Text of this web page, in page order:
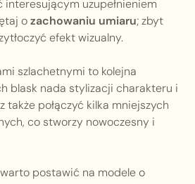
uzupełnieniem
ozachowaniu umiaru; zbyt
efekt wizualny.
szlachetnymi to kolejna
blask nada stylizacji charakteru i
także połączyć kilka mniejszych
co stworzy nowoczesny i
postawić na modele o